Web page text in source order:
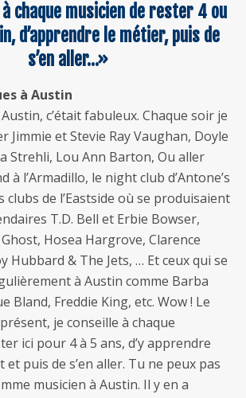
chaque musicien de rester 4 ou
d’apprendre le métier, puis de
s’en aller…»
à Austin
c’était fabuleux. Chaque soir je
Jimmie et Stevie Ray Vaughan, Doyle
Strehli, Lou Ann Barton, Ou aller
à l’Armadillo, le night club d’Antone’s
clubs de l’Eastside où se produisaient
T.D. Bell et Erbie Bowser,
Hosea Hargrove, Clarence
Hubbard & The Jets, … Et ceux qui se
à Austin comme Barba
Bland, Freddie King, etc. Wow ! Le
je conseille à chaque
ici pour 4 à 5 ans, d’y apprendre
et puis de s’en aller. Tu ne peux pas
musicien à Austin. Il y en a